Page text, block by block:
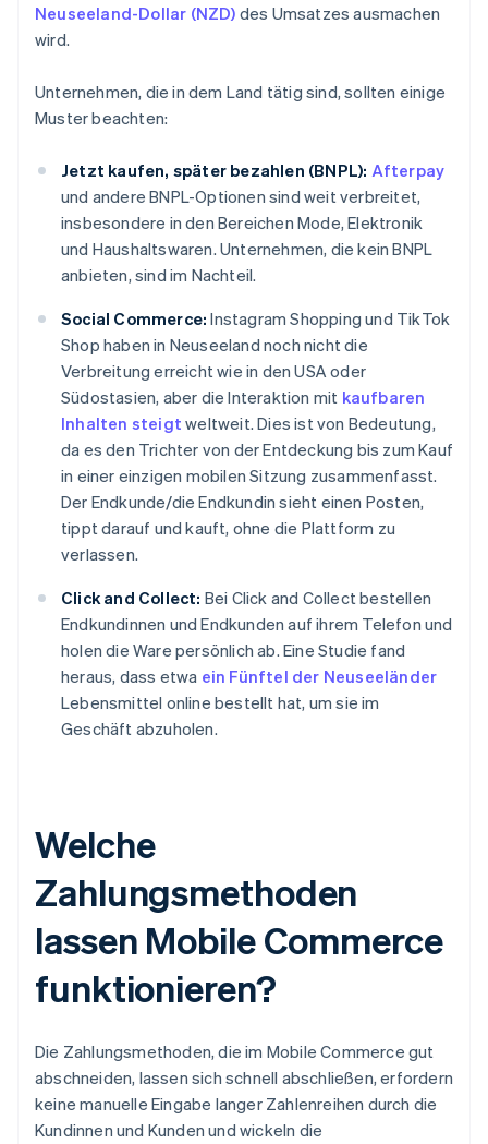
Neuseeland-Dollar (NZD) des Umsatzes ausmachen
wird.
Unternehmen, die in dem Land tätig sind, sollten einige
Muster beachten:
Jetzt kaufen, später bezahlen (BNPL): Afterpay
und andere BNPL-Optionen sind weit verbreitet,
insbesondere in den Bereichen Mode, Elektronik
und Haushaltswaren. Unternehmen, die kein BNPL
anbieten, sind im Nachteil.
Social Commerce: Instagram Shopping und TikTok
Shop haben in Neuseeland noch nicht die
Verbreitung erreicht wie in den USA oder
Südostasien, aber die Interaktion mit kaufbaren
Inhalten steigt weltweit. Dies ist von Bedeutung,
da es den Trichter von der Entdeckung bis zum Kauf
in einer einzigen mobilen Sitzung zusammenfasst.
Der Endkunde/die Endkundin sieht einen Posten,
tippt darauf und kauft, ohne die Plattform zu
verlassen.
Click and Collect: Bei Click and Collect bestellen
Endkundinnen und Endkunden auf ihrem Telefon und
holen die Ware persönlich ab. Eine Studie fand
heraus, dass etwa ein Fünftel der Neuseeländer
Lebensmittel online bestellt hat, um sie im
Geschäft abzuholen.
Welche
Zahlungsmethoden
lassen Mobile Commerce
funktionieren?
Die Zahlungsmethoden, die im Mobile Commerce gut
abschneiden, lassen sich schnell abschließen, erfordern
keine manuelle Eingabe langer Zahlenreihen durch die
Kundinnen und Kunden und wickeln die